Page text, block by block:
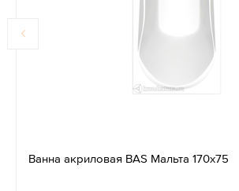
Ванна акриловая BAS Мальта 170х75